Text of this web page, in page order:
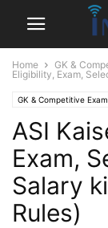
Home GK &
Eligibility, Exam,
GK & Competitive
ASI
Exam,
Salary
Rules)